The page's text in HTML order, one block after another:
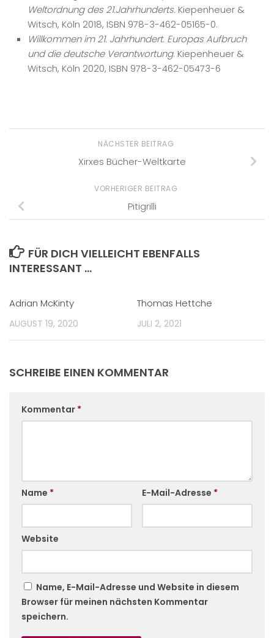
Weltordnung des 21.Jahrhunderts. Kiepenheuer &
Witsch, Köln 2018, ISBN 978-3-462-05165-0.
Willkommen im 21. Jahrhundert. Europas Aufbruch
und die deutsche Verantwortung. Kiepenheuer &
Witsch, Köln 2020, ISBN 978-3-462-05473-6
NÄCHSTER BEITRAG
Xirxes Bücher-Weltkarte
VORHERIGER BEITRAG
Pitigrilli
FÜR DICH VIELLEICHT EBENFALLS
INTERESSANT …
Adrian McKinty
AUGUST 19, 2020
Thomas Hettche
JULI 2, 2021
SCHREIBE EINEN KOMMENTAR
Kommentar *
Name * E-Mail-Adresse *
Website
Name, E-Mail-Adresse und Website in diesem
Browser für meinen nächsten Kommentar
speichern.